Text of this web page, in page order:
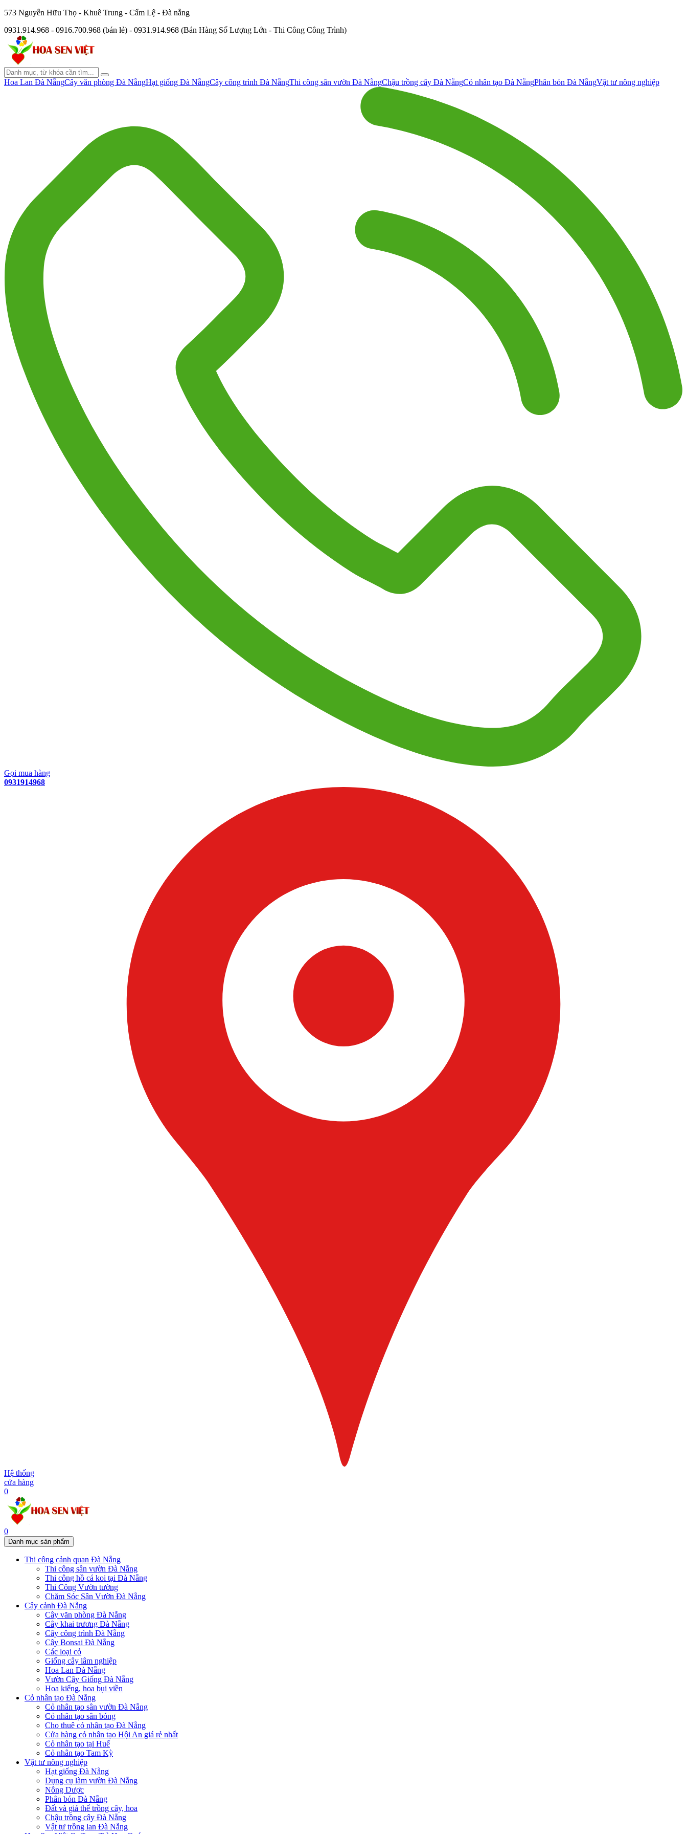
573 Nguyễn Hữu Thọ - Khuê Trung - Cẩm Lệ - Đà nẵng
0931.914.968 - 0916.700.968 (bán lẻ) - 0931.914.968 (Bán Hàng Số Lượng Lớn - Thi Công Công Trình)
Hoa Lan Đà NẵngCây văn phòng Đà NẵngHạt giống Đà NẵngCây công trình Đà NẵngThi công sân vườn Đà NẵngChậu trồng cây Đà NẵngCỏ nhân tạo Đà NẵngPhân bón Đà NẵngVật tư nông nghiệp
Gọi mua hàng
0931914968
Hệ thống
cửa hàng
0
0
Danh mục sản phẩm
Thi công cảnh quan Đà Nẵng
Thi công sân vườn Đà Nẵng
Thi công hồ cá koi tại Đà Nẵng
Thi Công Vườn tường
Chăm Sóc Sân Vườn Đà Nẵng
Cây cảnh Đà Nẵng
Cây văn phòng Đà Nẵng
Cây khai trương Đà Nẵng
Cây công trình Đà Nẵng
Cây Bonsai Đà Nẵng
Các loại cỏ
Giống cây lâm nghiệp
Hoa Lan Đà Nẵng
Vườn Cây Giống Đà Nẵng
Hoa kiểng, hoa bụi viền
Cỏ nhân tạo Đà Nẵng
Cỏ nhân tạo sân vườn Đà Nẵng
Cỏ nhân tạo sân bóng
Cho thuê cỏ nhân tạo Đà Nẵng
Cửa hàng cỏ nhân tạo Hội An giá rẻ nhất
Cỏ nhân tạo tại Huế
Cỏ nhân tạo Tam Kỳ
Vật tư nông nghiệp
Hạt giống Đà Nẵng
Dụng cụ làm vườn Đà Nẵng
Nông Dược
Phân bón Đà Nẵng
Đất và giá thể trồng cây, hoa
Chậu trồng cây Đà Nẵng
Vật tư trồng lan Đà Nẵng